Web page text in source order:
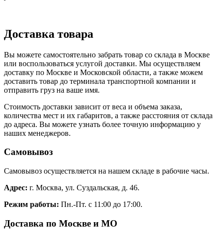
Доставка товара
Вы можете самостоятельно забрать товар со склада в Москве
или воспользоваться услугой доставки. Мы осуществляем
доставку по Москве и Московской области, а также можем
доставить товар до терминала транспортной компании и
отправить груз на ваше имя.
Стоимость доставки зависит от веса и объема заказа,
количества мест и их габаритов, а также расстояния от склада
до адреса. Вы можете узнать более точную информацию у
наших менеджеров.
Самовывоз
Самовывоз осуществляется на нашем складе в рабочие часы.
Адрес: г. Москва, ул. Суздальская, д. 46.
Режим работы: Пн.-Пт. с 11:00 до 17:00.
Доставка по Москве и МО